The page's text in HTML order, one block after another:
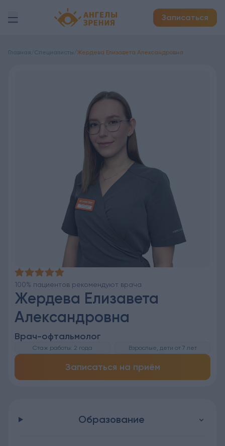
Детская офтальмология Ангелы зрения!
Записаться
Главная Специалисты Жердева Елизавета Александровна
100% пациентов рекомендуют врача
Жердева Елизавета
Александровна
Врач-офтальмолог
Стаж работы: 2 года Взрослые, дети от 7 лет
Записаться на приём
Образование